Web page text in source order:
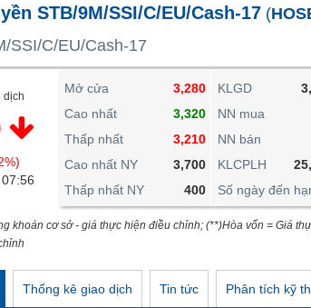
STB/9M/SSI/C/EU/Cash-17 (
SSI/C/EU/Cash-17
dịch
Mở cửa
3,280
Cao nhất
3,320
Thấp nhất
3,210
Cao nhất NY
3,700
Thấp nhất NY
400
KLGD
NN mua
NN bán
KLCPLH
Số ngày đến
khoán cơ sở - giá thực hiện điều chỉnh; (**)Hòa vốn = Giá
Thống kê giao dịch Tin tức Phân tích kỹ